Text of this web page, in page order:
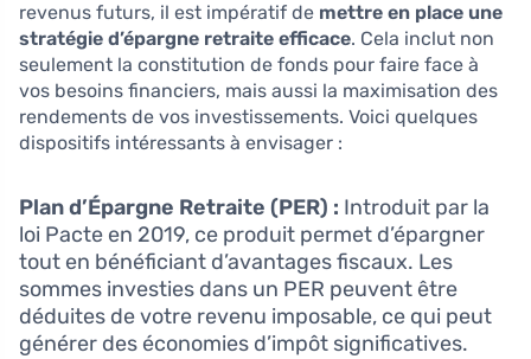
revenus futurs, il est impératif de mettre en place une
stratégie d’épargne retraite efficace. Cela inclut non
seulement la constitution de fonds pour faire face à
vos besoins financiers, mais aussi la maximisation des
rendements de vos investissements. Voici quelques
dispositifs intéressants à envisager :
Plan d’Épargne Retraite (PER) : Introduit par la
loi Pacte en 2019, ce produit permet d’épargner
tout en bénéficiant d’avantages fiscaux. Les
sommes investies dans un PER peuvent être
déduites de votre revenu imposable, ce qui peut
générer des économies d’impôt significatives.